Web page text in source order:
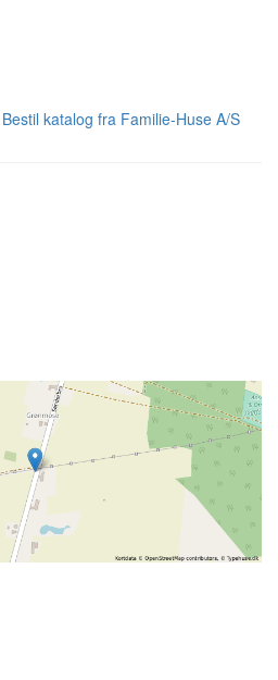
Bestil katalog fra Familie-Huse A/S